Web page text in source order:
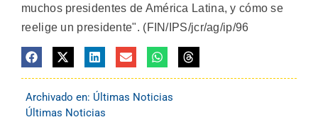
muchos presidentes de América Latina, y cómo se
reelige un presidente". (FIN/IPS/jcr/ag/ip/96
Archivado en: Últimas Noticias
Últimas Noticias